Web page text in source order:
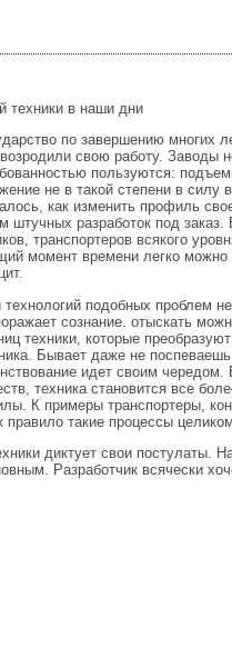
техники в наши дни
по завершению многих
свою работу. Заводы
пользуются:
не в такой степени в
как изменить профиль
штучных разработок под
транспортеров всякого
момент времени легко
подобных проблем
сознание. отыскать
техники, которые
Бывает даже не
идет своим
техника становится все
К примеры транспортеры,
такие процессы
диктует свои постулаты.
Разработчик всячески